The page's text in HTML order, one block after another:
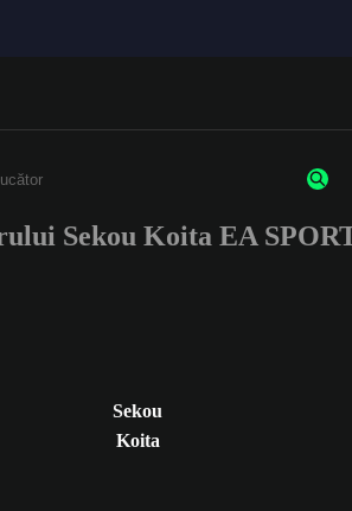
a minimum of 3 characters or numbers
Sekou Koita EA
Sekou
Koita